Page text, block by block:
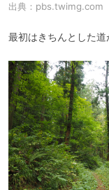
出典： pbs.twimg.com
最初はきちんとした道